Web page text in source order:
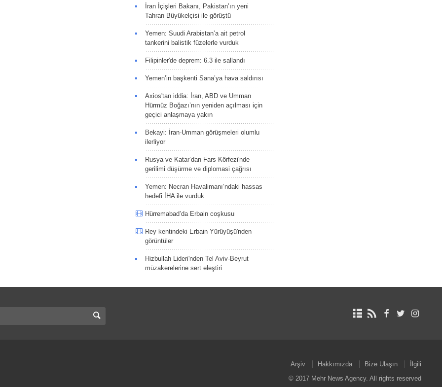
İran İçişleri Bakanı, Pakistan’ın yeni
Tahran Büyükelçisi ile görüştü
Yemen: Suudi Arabistan’a ait petrol
tankerini balistik füzelerle vurduk
Filipinler'de deprem: 6.3 ile sallandı
Yemen’in başkenti Sana’ya hava saldırısı
Axios'tan iddia: İran, ABD ve Umman
Hürmüz Boğazı’nın yeniden açılması için
geçici anlaşmaya yakın
Bekayi: İran-Umman görüşmeleri olumlu
ilerliyor
Rusya ve Katar’dan Fars Körfezi'nde
gerilimi düşürme ve diplomasi çağrısı
Yemen: Necran Havalimanı’ndaki hassas
hedefi İHA ile vurduk
Hürremabad’da Erbain coşkusu
Rey kentindeki Erbain Yürüyüşü'nden
görüntüler
Hizbullah Lideri'nden Tel Aviv-Beyrut
müzakerelerine sert eleştiri
Arşiv Hakkımızda Bize Ulaşın
İlgili
© 2017 Mehr News Agency. All rights reserved